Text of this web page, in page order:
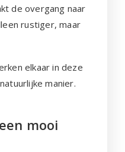
de overgang naar
rustiger, maar
elkaar in deze
manier.
mooi